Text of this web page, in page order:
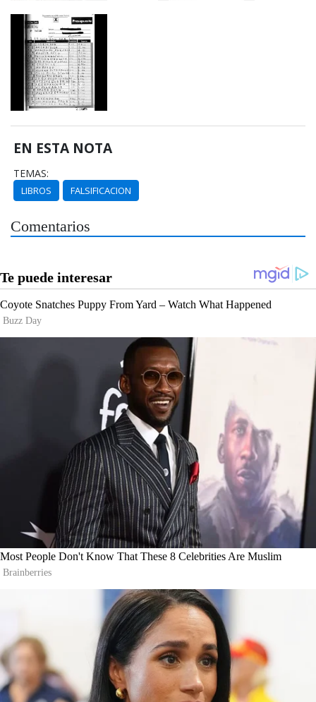
EN ESTA NOTA
TEMAS:
LIBROS FALSIFICACION
Comentarios